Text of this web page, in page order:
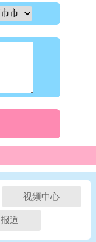
视频中心
道